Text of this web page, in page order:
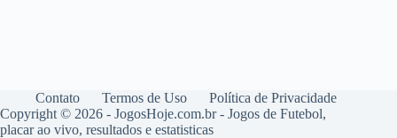
Contato Termos de Uso
Política de Privacidade
Copyright © 2026 - JogosHoje.com.br - Jogos de Futebol,
placar ao vivo, resultados e estatisticas